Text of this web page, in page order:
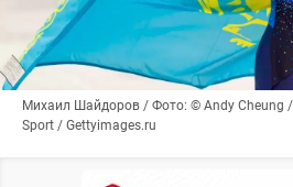
Михаил Шайдоров / Фото: © Andy Cheung
Sport / Gettyimages.ru